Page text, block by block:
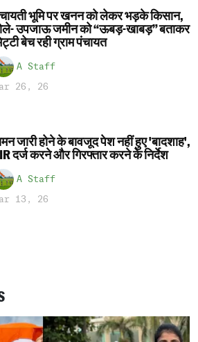
भूमि पर खनन को लेकर भड़के किसान,
उपजाऊ जमीन को “ऊबड़-खाबड़” बताकर
बेच रही ग्राम पंचायत
A Staff
26, 26
जारी होने के बावजूद पेश नहीं हुए 'बादशाह',
दर्ज करने और गिरफ्तार करने के निर्देश
A Staff
13, 26